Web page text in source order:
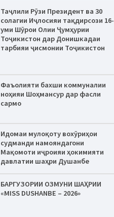
Таҷлили Рӯзи Президент ва 30
солагии Иҷлосияи тақдирсози 16-
уми Шӯрои Олии Ҷумҳурии
Тоҷикистон дар Донишкадаи
тарбияи ҷисмонии Тоҷикистон
Фаъолияти бахши коммуналии
ноҳияи Шоҳмансур дар фасли
сармо
Идомаи мулоқоту вохӯриҳои
судманди намояндагони
Мақомоти иҷроияи ҳокимияти
давлатии шаҳри Душанбе
БАРГУЗОРИИ ОЗМУНИ ШАҲРИИ
«MISS DUSHANBE – 2026»